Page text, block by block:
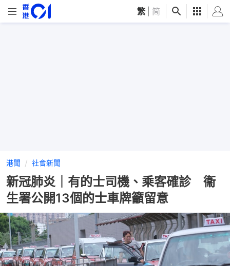
繁 简
港聞 社會新聞
新冠肺炎｜有的士司機、乘客確診 衞
生署公開13個的士車牌籲留意